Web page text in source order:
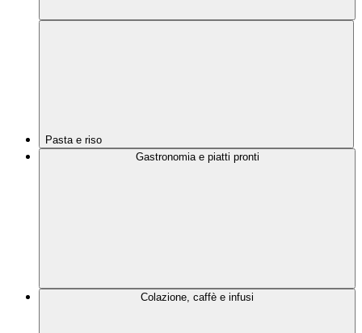
Pasta e riso
Gastronomia e piatti pronti
Colazione, caffè e infusi